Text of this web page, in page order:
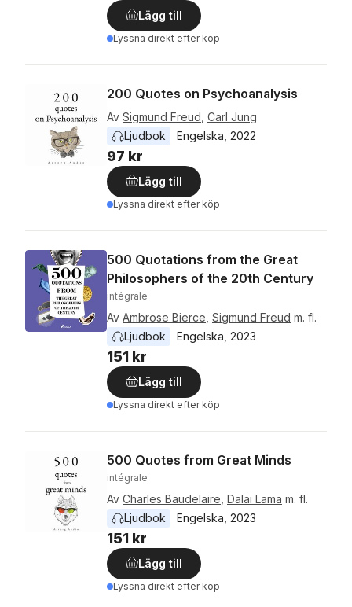
Lägg till
Lyssna direkt efter köp
200 Quotes on Psychoanalysis
Av Sigmund Freud Carl Jung
Ljudbok
Engelska 2022
97 kr
Lägg till
Lyssna direkt efter köp
500 Quotations from the Great
Philosophers of the 20th Century
intégrale
Av Ambrose Bierce Sigmund Freud m. fl.
Ljudbok
Engelska 2023
151 kr
Lägg till
Lyssna direkt efter köp
500 Quotes from Great Minds
intégrale
Av Charles Baudelaire Dalai Lama m. fl.
Ljudbok
Engelska 2023
151 kr
Lägg till
Lyssna direkt efter köp